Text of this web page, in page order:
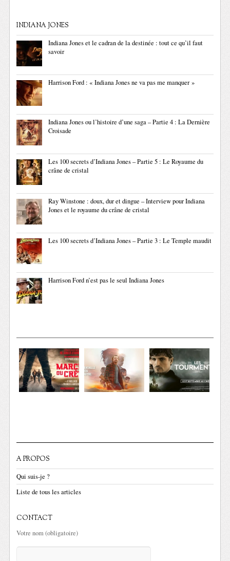
INDIANA JONES
Indiana Jones et le cadran de la destinée : tout ce qu’il faut
savoir
Harrison Ford : « Indiana Jones ne va pas me manquer »
Indiana Jones ou l’histoire d’une saga – Partie 4 : La Dernière
Croisade
Les 100 secrets d’Indiana Jones – Partie 5 : Le Royaume du
crâne de cristal
Ray Winstone : doux, dur et dingue – Interview pour Indiana
Jones et le royaume du crâne de cristal
Les 100 secrets d’Indiana Jones – Partie 3 : Le Temple maudit
Harrison Ford n’est pas le seul Indiana Jones
A PROPOS
Qui suis-je ?
Liste de tous les articles
CONTACT
Votre nom (obligatoire)